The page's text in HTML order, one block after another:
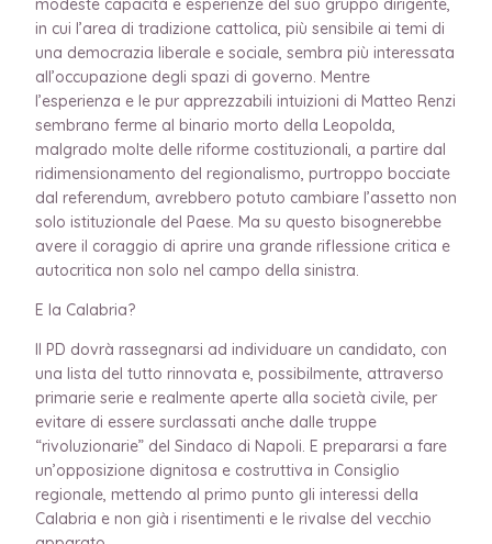
modeste capacità e esperienze del suo gruppo dirigente,
in cui l’area di tradizione cattolica, più sensibile ai temi di
una democrazia liberale e sociale, sembra più interessata
all’occupazione degli spazi di governo. Mentre
l’esperienza e le pur apprezzabili intuizioni di Matteo Renzi
sembrano ferme al binario morto della Leopolda,
malgrado molte delle riforme costituzionali, a partire dal
ridimensionamento del regionalismo, purtroppo bocciate
dal referendum, avrebbero potuto cambiare l’assetto non
solo istituzionale del Paese. Ma su questo bisognerebbe
avere il coraggio di aprire una grande riflessione critica e
autocritica non solo nel campo della sinistra.
E la Calabria?
Il PD dovrà rassegnarsi ad individuare un candidato, con
una lista del tutto rinnovata e, possibilmente, attraverso
primarie serie e realmente aperte alla società civile, per
evitare di essere surclassati anche dalle truppe
“rivoluzionarie” del Sindaco di Napoli. E prepararsi a fare
un’opposizione dignitosa e costruttiva in Consiglio
regionale, mettendo al primo punto gli interessi della
Calabria e non già i risentimenti e le rivalse del vecchio